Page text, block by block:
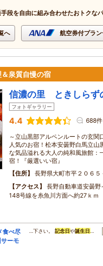
段を自由に組み合わせたおトクな
へ 航空券付プラ
泉質自慢の宿
信濃の里 ときしら
フォトギャラリー
4.4 688件
～立山黒部アルペンルートの玄関
人気のお宿！松本安曇野白馬立山
な気品溢れる大人の純和風旅館：
宿！『厳選いい宿』
住所
長野県大町市平２０６５
アクセス
長野自動車道安曇
148号線を糸魚川方面へ約27ｋｍ
食べ尽
ーモ
…下さい。記念日や誕生日 …